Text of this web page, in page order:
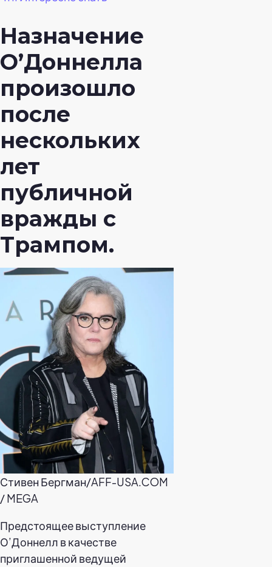
Назначение
О’Доннелла
произошло
после
нескольких
лет
публичной
вражды с
Трампом.
Стивен Бергман/AFF-USA.COM
/ MEGA
Предстоящее выступление
О’Доннелл в качестве
приглашенной ведущей